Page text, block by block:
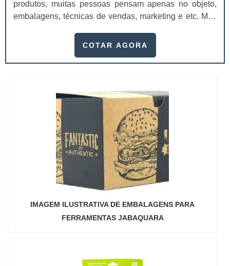
produtos, muitas pessoas pensam apenas no objeto,
embalagens, técnicas de vendas, marketing e etc. Mas
e logística adequada, esses esforços podem não valer
um papel de destaque muito abrangente, pois este item,
COTAR AGORA
IMAGEM ILUSTRATIVA DE EMBALAGENS PARA
FERRAMENTAS JABAQUARA